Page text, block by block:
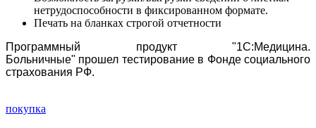
нетрудоспособности в фиксированном формате.
Печать на бланках строгой отчетности
Программный продукт "1С:Медицина.
Больничные" прошел тестированиев Фонде социального
страхования РФ.
покупка